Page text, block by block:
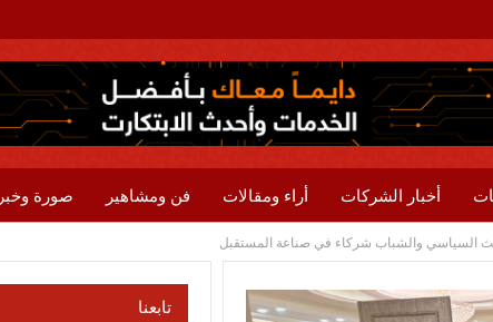
أخبار الشركات أراء ومقالات فن ومشاهير صورة وخبر
السياسي والشباب شركاء في صناعة المستقبل
تابعنا